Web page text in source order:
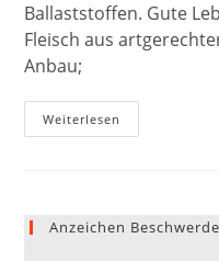
Ballaststoffen. Gute
Fleisch aus
Anbau;
Weiterlesen
Ernähren
Anzeichen